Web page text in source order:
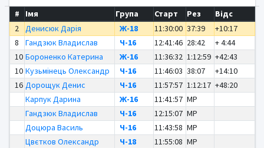
# Імя Група Старт Рез
Відс
2
Денисюк Дарія Ж-18 11:30:00 37:39
+10:17
8
Гандзюк Владислав Ч-16 12:41:46 28:42
+ 4:44
10 Бороненко Катерина Ж-16 11:36:32 1:12:59 +42:43
10 Кузьмінець Олександр Ч-16 11:46:03 38:07
+14:10
16 Дорощук Денис Ч-16 11:57:57 1:12:17 +48:20
Карпук Дарина
Ж-16 11:41:57 MP
Гандзюк Владислав
Ч-16 12:15:07 MP
Доцюра Василь
Ч-16 11:43:58 MP
Цвєтков Олександр
Ч-18 11:55:08 MP